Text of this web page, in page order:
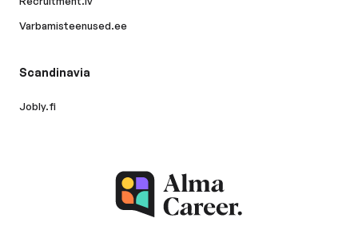
Varbamisteenused.ee
Scandinavia
Jobly.fi